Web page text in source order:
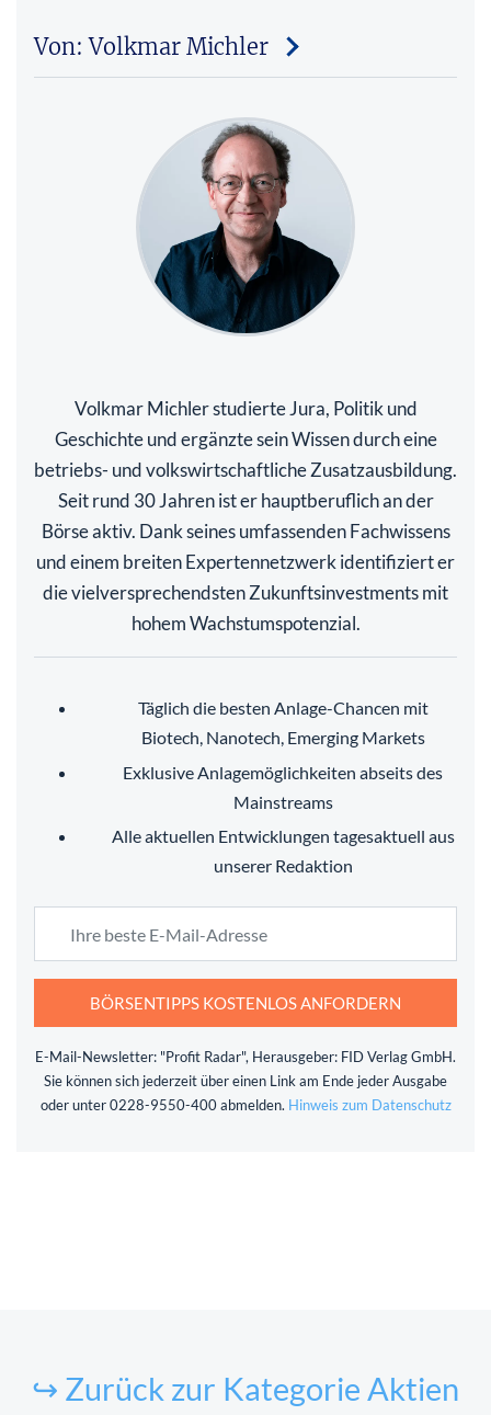
Von: Volkmar Michler
Volkmar Michler studierte Jura, Politik und
Geschichte und ergänzte sein Wissen durch eine
betriebs- und volkswirtschaftliche Zusatzausbildung.
Seit rund 30 Jahren ist er hauptberuflich an der
Börse aktiv. Dank seines umfassenden Fachwissens
und einem breiten Expertennetzwerk identifiziert er
die vielversprechendsten Zukunftsinvestments mit
hohem Wachstumspotenzial.
Täglich die besten Anlage-Chancen mit
Biotech, Nanotech, Emerging Markets
Exklusive Anlagemöglichkeiten abseits des
Mainstreams
Alle aktuellen Entwicklungen tagesaktuell aus
unserer Redaktion
BÖRSENTIPPS KOSTENLOS ANFORDERN
E-Mail-Newsletter: "Profit Radar", Herausgeber: FID Verlag GmbH.
Sie können sich jederzeit über einen Link am Ende jeder Ausgabe
oder unter 0228-9550-400 abmelden. Hinweis zum Datenschutz
↪ Zurück zur Kategorie Aktien